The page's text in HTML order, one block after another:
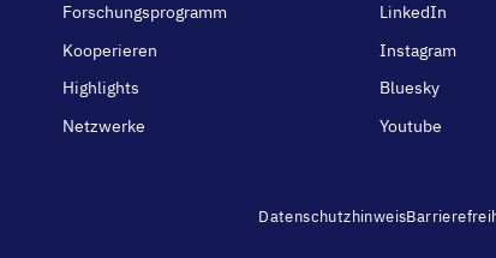
Forschungsprogramm
Kooperieren
Highlights
Netzwerke
LinkedIn
Instagram
Bluesky
Youtube
Footer
Datenschutzhinweis